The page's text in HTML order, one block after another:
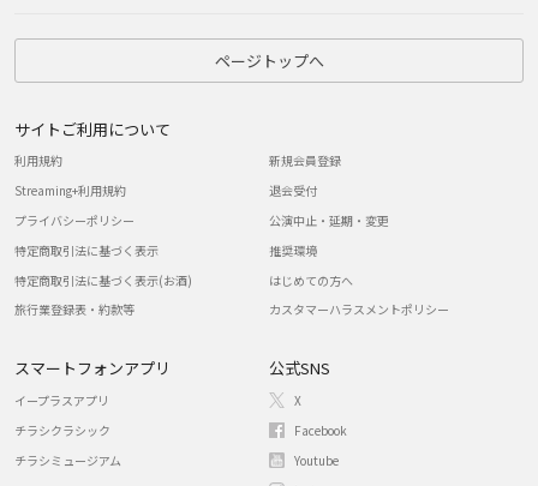
ページトップへ
サイトご利用について
利用規約
Streaming+利用規約
プライバシーポリシー
特定商取引法に基づく表示
特定商取引法に基づく表示(お酒)
旅行業登録表・約款等
新規会員登録
退会受付
公演中止・延期・変更
推奨環境
はじめての方へ
カスタマーハラスメントポリシー
スマートフォンアプリ
イープラスアプリ
チラシクラシック
チラシミュージアム
公式SNS
X
Facebook
Youtube